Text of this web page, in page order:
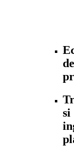
de
si